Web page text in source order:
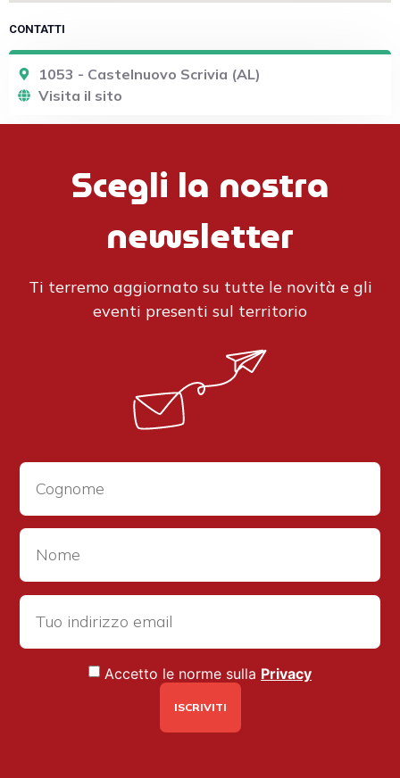
CONTATTI
1053 - Castelnuovo Scrivia (AL)
Visita il sito
Scegli la nostra
newsletter
Ti terremo aggiornato su tutte le novità e gli
eventi presenti sul territorio
Accetto le norme sulla Privacy